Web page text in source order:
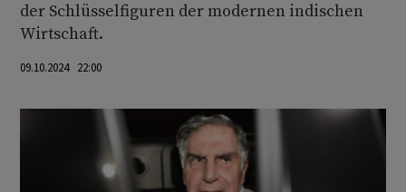
der Schlüsselfiguren der modernen indischen
Wirtschaft.
09.10.2024 22:00